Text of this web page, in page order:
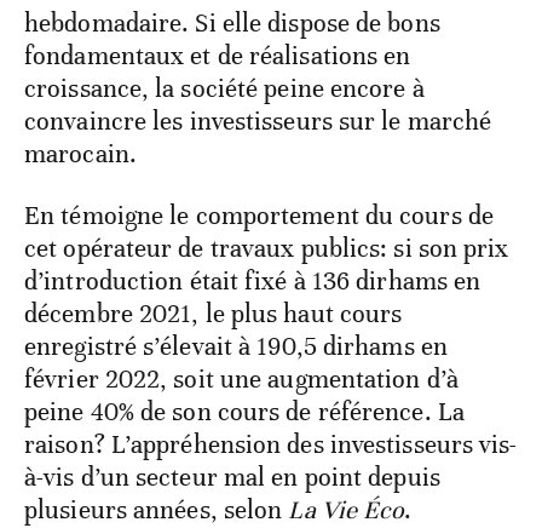
hebdomadaire. Si elle dispose de bons
fondamentaux et de réalisations en
croissance, la société peine encore à
convaincre les investisseurs sur le marché
marocain.
En témoigne le comportement du cours de
cet opérateur de travaux publics: si son prix
d’introduction était fixé à 136 dirhams en
décembre 2021, le plus haut cours
enregistré s’élevait à 190,5 dirhams en
février 2022, soit une augmentation d’à
peine 40% de son cours de référence. La
raison? L’appréhension des investisseurs vis-
à-vis d’un secteur mal en point depuis
plusieurs années, selon La Vie Éco.